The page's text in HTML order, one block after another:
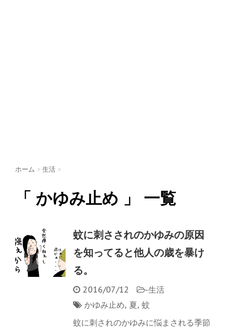
ホーム > 生活 >
「 かゆみ止め 」 一覧
蚊に刺さされのかゆみの原因
を知ってると他人の歳を暴け
る。
2016/07/12 -生活
かゆみ止め, 夏, 蚊
蚊に刺されのかゆみに悩まされる季節